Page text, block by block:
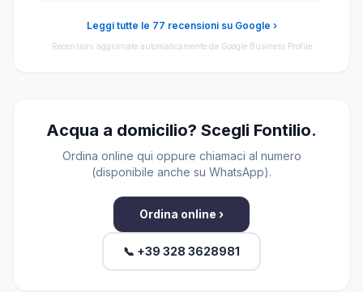
Leggi tutte le 77 recensioni su Google ›
Recensioni aggiornate automaticamente da Google Business Profile
Acqua a domicilio? Scegli Fontilio.
Ordina online qui oppure chiamaci al numero
(disponibile anche su WhatsApp).
Ordina online ›
📞 +39 328 3628981